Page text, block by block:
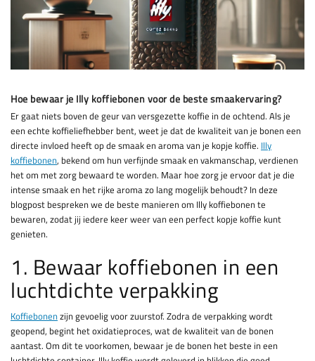
Hoe bewaar je Illy koffiebonen voor de beste smaakervaring?
Er gaat niets boven de geur van versgezette koffie in de ochtend. Als je
een echte koffieliefhebber bent, weet je dat de kwaliteit van je bonen een
directe invloed heeft op de smaak en aroma van je kopje koffie. Illy
koffiebonen, bekend om hun verfijnde smaak en vakmanschap, verdienen
het om met zorg bewaard te worden. Maar hoe zorg je ervoor dat je die
intense smaak en het rijke aroma zo lang mogelijk behoudt? In deze
blogpost bespreken we de beste manieren om Illy koffiebonen te
bewaren, zodat jij iedere keer weer van een perfect kopje koffie kunt
genieten.
1. Bewaar koffiebonen in een
luchtdichte verpakking
Koffiebonenzijn gevoelig voor zuurstof. Zodra de verpakking wordt
geopend, begint het oxidatieproces, wat de kwaliteit van de bonen
aantast. Om dit te voorkomen, bewaar je de bonen het beste in een